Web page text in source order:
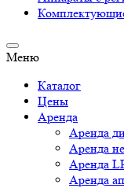
Меню
Каталог
Цены
Аренда
Аренда
Аренда
Аренда
Аренда